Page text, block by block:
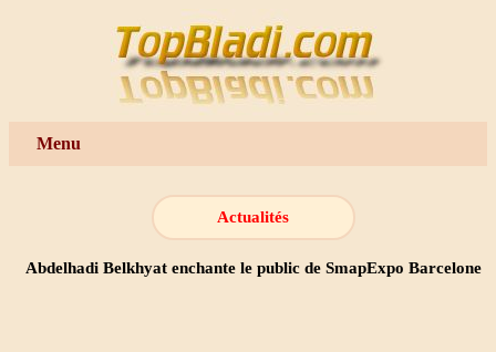
Menu
Actualités
Abdelhadi Belkhyat enchante le public de SmapExpo Barcelone